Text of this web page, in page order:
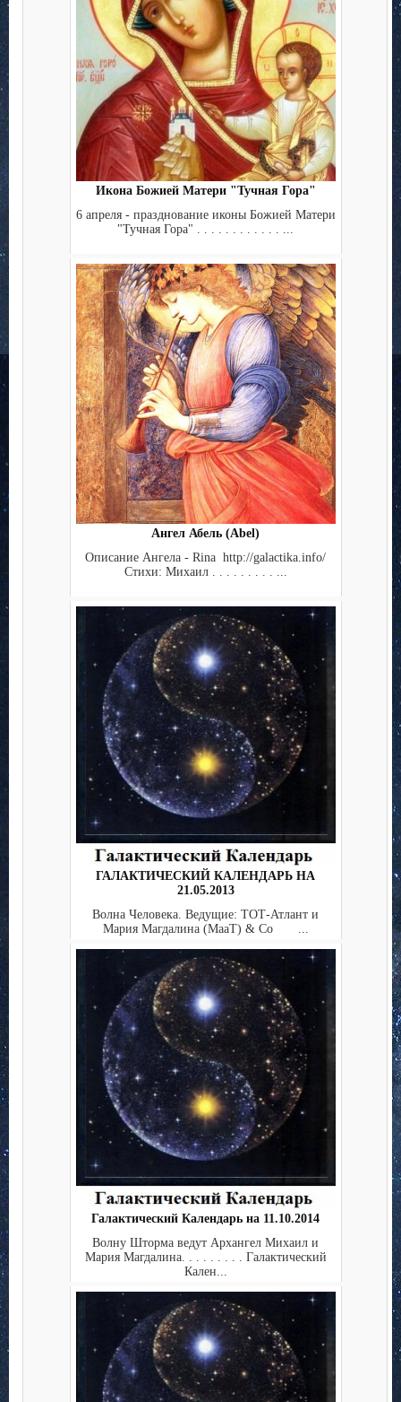
Икона Божией Матери "Тучная Гора"
6 апреля - празднование иконы Божией Матери
"Тучная Гора" . . . . . . . . . . . . ...
Ангел Абель (Abel)
Описание Ангела - Rina http://galactika.info/
Стихи: Михаил . . . . . . . . . ...
ГАЛАКТИЧЕСКИЙ КАЛЕНДАРЬ НА
21.05.2013
Волна Человека. Ведущие: ТОТ-Атлант и
Мария Магдалина (МааТ) & Co ...
Галактический Календарь на 11.10.2014
Волну Шторма ведут Архангел Михаил и
Мария Магдалина. . . . . . . . . Галактический
Кален...